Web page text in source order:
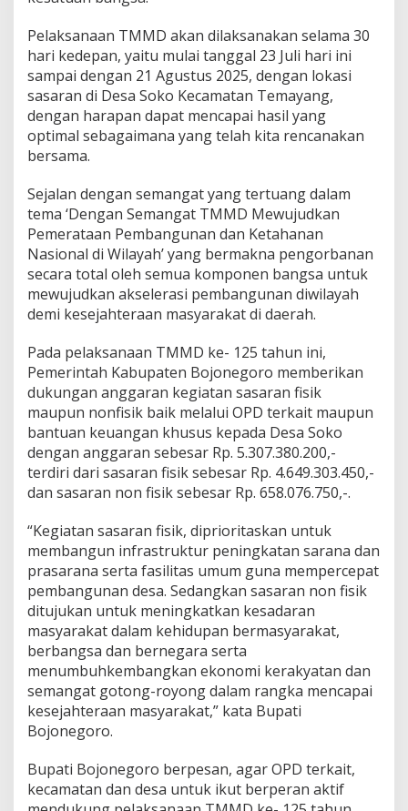
Pelaksanaan TMMD akan dilaksanakan selama 30
hari kedepan, yaitu mulai tanggal 23 Juli hari ini
sampai dengan 21 Agustus 2025, dengan lokasi
sasaran di Desa Soko Kecamatan Temayang,
dengan harapan dapat mencapai hasil yang
optimal sebagaimana yang telah kita rencanakan
bersama.
Sejalan dengan semangat yang tertuang dalam
tema ‘Dengan Semangat TMMD Mewujudkan
Pemerataan Pembangunan dan Ketahanan
Nasional di Wilayah’ yang bermakna pengorbanan
secara total oleh semua komponen bangsa untuk
mewujudkan akselerasi pembangunan diwilayah
demi kesejahteraan masyarakat di daerah.
Pada pelaksanaan TMMD ke- 125 tahun ini,
Pemerintah Kabupaten Bojonegoro memberikan
dukungan anggaran kegiatan sasaran fisik
maupun nonfisik baik melalui OPD terkait maupun
bantuan keuangan khusus kepada Desa Soko
dengan anggaran sebesar Rp. 5.307.380.200,-
terdiri dari sasaran fisik sebesar Rp. 4.649.303.450,-
dan sasaran non fisik sebesar Rp. 658.076.750,-.
“Kegiatan sasaran fisik, diprioritaskan untuk
membangun infrastruktur peningkatan sarana dan
prasarana serta fasilitas umum guna mempercepat
pembangunan desa. Sedangkan sasaran non fisik
ditujukan untuk meningkatkan kesadaran
masyarakat dalam kehidupan bermasyarakat,
berbangsa dan bernegara serta
menumbuhkembangkan ekonomi kerakyatan dan
semangat gotong-royong dalam rangka mencapai
kesejahteraan masyarakat,” kata Bupati
Bojonegoro.
Bupati Bojonegoro berpesan, agar OPD terkait,
kecamatan dan desa untuk ikut berperan aktif